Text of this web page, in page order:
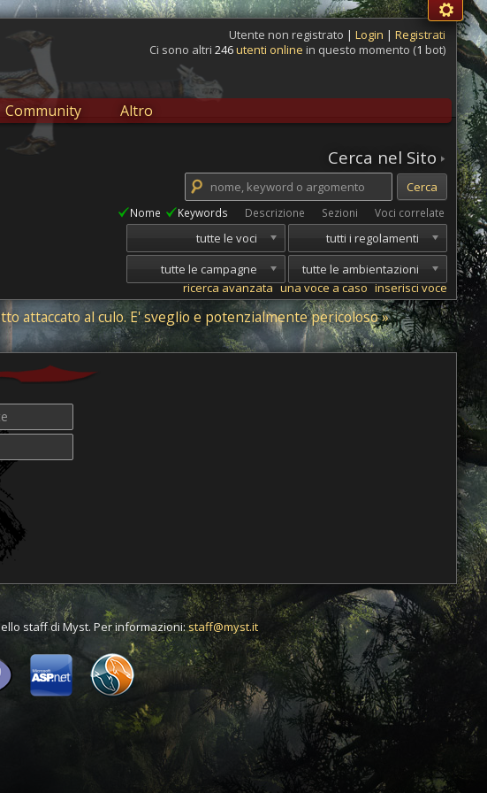
Utente non registrato | Login |Registrati
Ci sono altri246utenti online in questo momento (1 bot)
Community Altro
Cerca nel Sito
Nome Keywords Descrizione Sezioni Voci correlate
tutti i regolamenti
tutte le voci
tutte le ambientazioni
tutte le campagne
ricerca avanzata una voce a caso inserisci voce
attaccato al culo. E' sveglio e potenzialmente pericoloso »
staff di Myst. Per informazioni:staff@myst.it